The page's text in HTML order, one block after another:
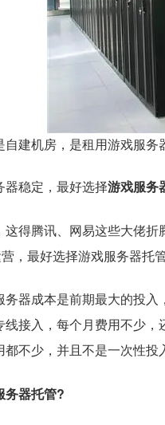
自建机房，是租用游戏服务
器稳定，最好选择游戏服务
这得腾讯、网易这些大佬
，最好选择游戏服务器托
务器成本是前期最大的投
线接入，每个月费用不少
不少，并且不是一次性投
务器托管?